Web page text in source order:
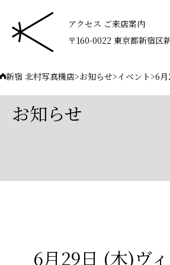
アクセス ご来店案内
〒160-0022 東京都新宿区
新宿 北村写真機店>お知らせ>イベント>6
お知らせ
6月29日 (木)ヴ